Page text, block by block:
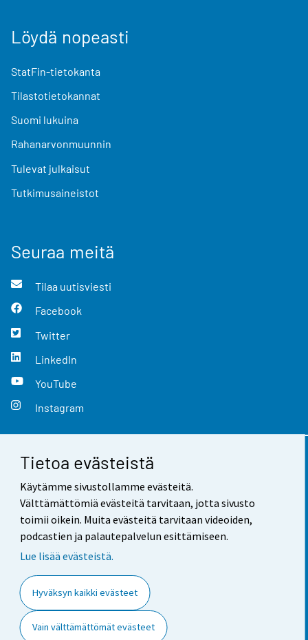
Tietoa evästeistä
Käytämme sivustollamme evästeitä.
Välttämättömiä evästeitä tarvitaan, jotta sivusto
toimii oikein. Muita evästeitä tarvitaan videoiden,
podcastien ja palautepalvelun esittämiseen.
Lue lisää evästeistä.
Hyväksyn kaikki evästeet
Vain välttämättömät evästeet
Löydä nopeasti
StatFin-tietokanta
Tilastotietokannat
Suomi lukuina
Rahanarvonmuunnin
Tulevat julkaisut
Tutkimusaineistot
Seuraa meitä
Tilaa uutisviesti
Facebook
Twitter
LinkedIn
YouTube
Instagram
Yhteystiedot
Palaute
Käyttöehdot
Saavutettavuus
Tietoa sivustosta
Evästeasetukset